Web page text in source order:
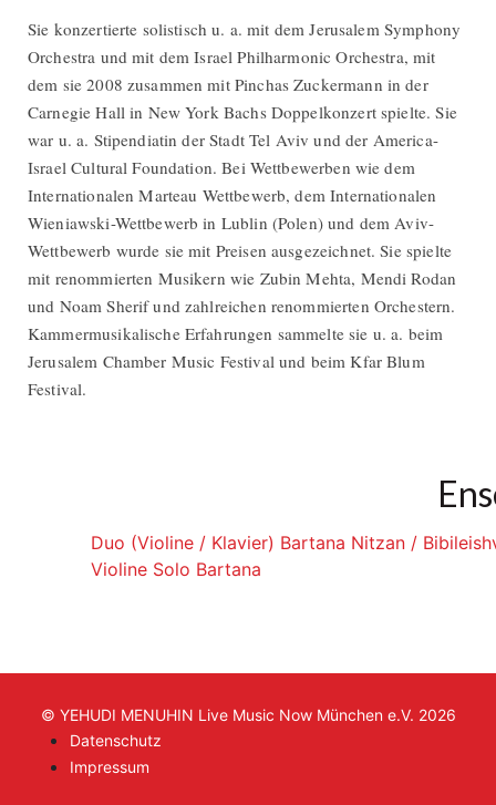
Sie konzertierte solistisch u. a. mit dem Jerusalem Symphony
Orchestra und mit dem Israel Philharmonic Orchestra, mit
dem sie 2008 zusammen mit Pinchas Zuckermann in der
Carnegie Hall in New York Bachs Doppelkonzert spielte. Sie
war u. a. Stipendiatin der Stadt Tel Aviv und der America-
Israel Cultural Foundation. Bei Wettbewerben wie dem
Internationalen Marteau Wettbewerb, dem Internationalen
Wieniawski-Wettbewerb in Lublin (Polen) und dem Aviv-
Wettbewerb wurde sie mit Preisen ausgezeichnet. Sie spielte
mit renommierten Musikern wie Zubin Mehta, Mendi Rodan
und Noam Sherif und zahlreichen renommierten Orchestern.
Kammermusikalische Erfahrungen sammelte sie u. a. beim
Jerusalem Chamber Music Festival und beim Kfar Blum
Festival.
Duo (Violine / Klavier) Bartana Nitzan /
Violine Solo Bartana
© YEHUDI MENUHIN Live Music Now München e.V. 2026
Datenschutz
Impressum